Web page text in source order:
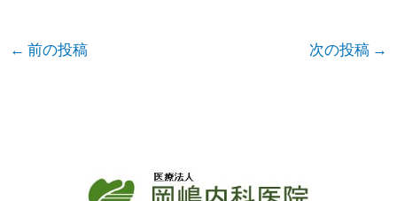
← 前の投稿 次の投稿 →